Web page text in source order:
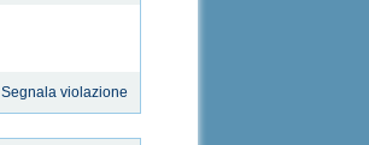
Segnala violazione